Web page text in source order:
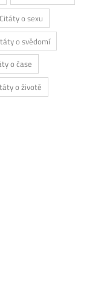
Citáty o sexu
o svědomí
o čase
o životě